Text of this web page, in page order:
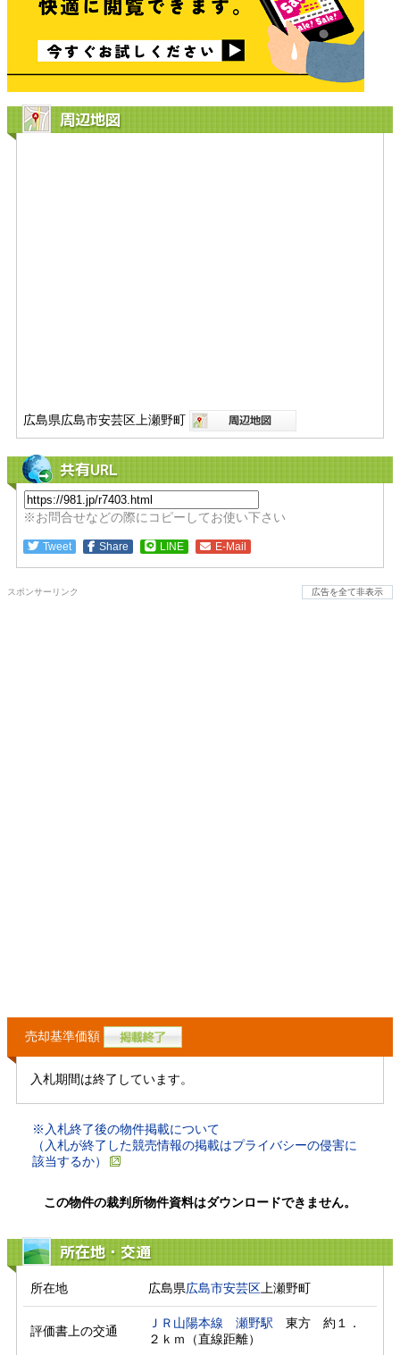
周辺地図
広島県広島市安芸区上瀬野町
共有URL
※お問合せなどの際にコピーしてお使い下さい
Tweet Share LINE E-Mail
スポンサーリンク 広告を全て非表示
売却基準価額
入札期間は終了しています。
※入札終了後の物件掲載について
（入札が終了した競売情報の掲載はプライバシーの侵害に
該当するか）
この物件の裁判所物件資料はダウンロードできません。
所在地・交通
所在地 広島県広島市安芸区上瀬野町
評価書上の交通
ＪＲ山陽本線 瀬野駅 東方　約１．
２ｋｍ（直線距離）